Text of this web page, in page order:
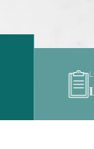
Les thèses de la